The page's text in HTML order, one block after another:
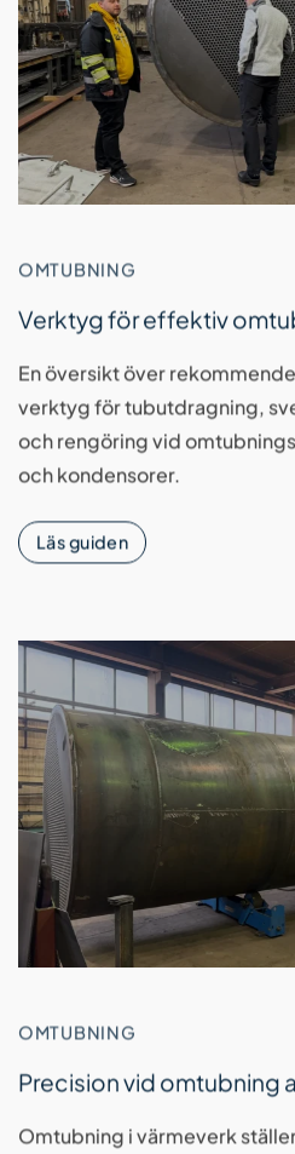
OMTUBNING
Verktyg för effektiv
En översikt över
verktyg för tubutdragning,
och rengöring vid
och kondensorer.
Läs guiden
OMTUBNING
Precision vid omtubning
Omtubning i värmeverk